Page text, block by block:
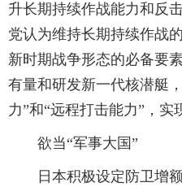
升长期持续作战能力和反
党认为维持长期持续作战
新时期战争形态的必备要
有量和研发新一代核潜艇
力”和“远程打击能力”，实
欲当“军事大国”
日本积极设定防卫增